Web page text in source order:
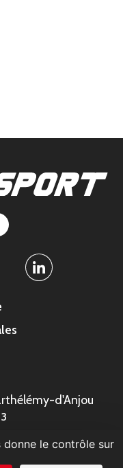
Linkedin
d'Anjou
le contrôle sur